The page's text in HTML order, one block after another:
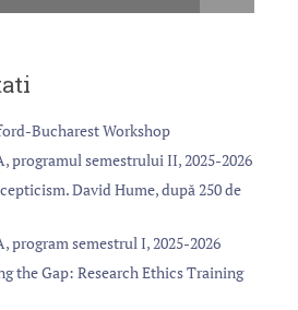
Bucharest Workshop
programul semestrului II, 2025-2026
David Hume, după 250 de
program semestrul I, 2025-2026
the Gap: Research Ethics Training